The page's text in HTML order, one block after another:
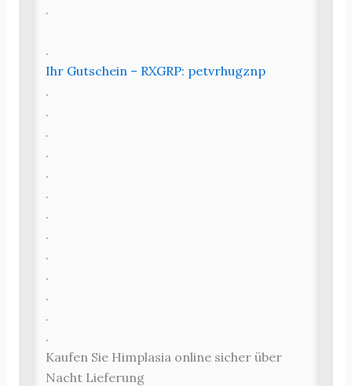
.
.
Ihr Gutschein – RXGRP: petvrhugznp
.
.
.
.
.
.
.
.
.
.
.
.
.
Kaufen Sie Himplasia online sicher über
Nacht Lieferung